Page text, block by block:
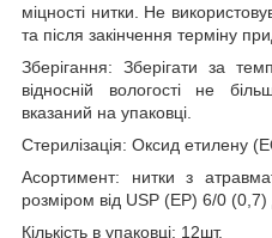
міцності нитки. Не
та після закінчення терміну
Зберігання: Зберігати за
відносній вологості не
вказаний на упаковці.
Стерилізація: Оксид етилену
Асортимент: нитки з
розміром від USP (EP) 6/0
Кількість в упаковці: 12шт.